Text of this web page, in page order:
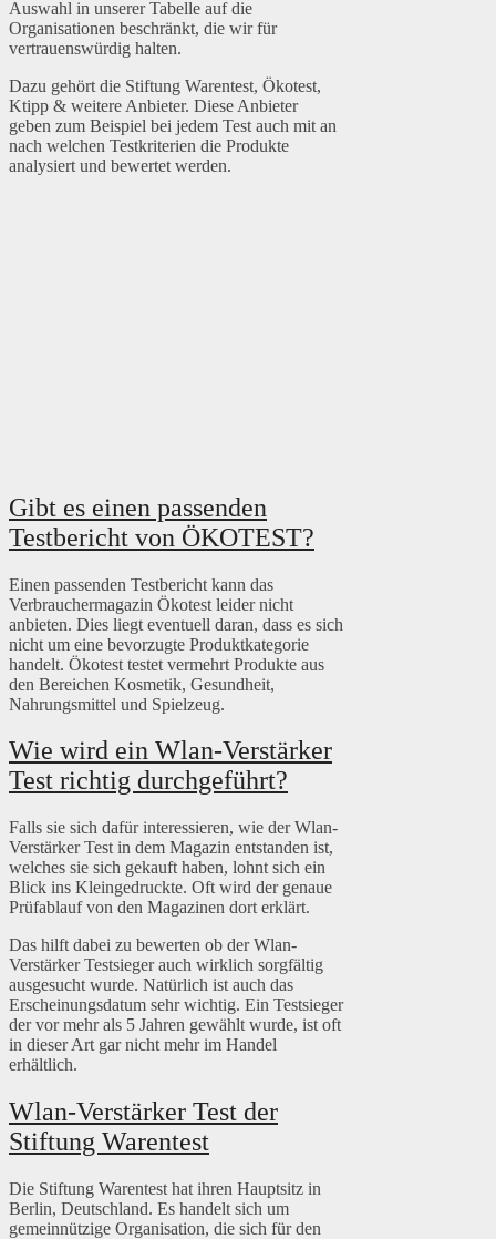
Auswahl in unserer Tabelle auf die
Organisationen beschränkt, die wir für
vertrauenswürdig halten.
Dazu gehört die Stiftung Warentest, Ökotest,
Ktipp & weitere Anbieter. Diese Anbieter
geben zum Beispiel bei jedem Test auch mit an
nach welchen Testkriterien die Produkte
analysiert und bewertet werden.
Gibt es einen passenden
Testbericht von ÖKOTEST?
Einen passenden Testbericht kann das
Verbrauchermagazin Ökotest leider nicht
anbieten. Dies liegt eventuell daran, dass es sich
nicht um eine bevorzugte Produktkategorie
handelt. Ökotest testet vermehrt Produkte aus
den Bereichen Kosmetik, Gesundheit,
Nahrungsmittel und Spielzeug.
Wie wird ein Wlan-Verstärker
Test richtig durchgeführt?
Falls sie sich dafür interessieren, wie der Wlan-
Verstärker Test in dem Magazin entstanden ist,
welches sie sich gekauft haben, lohnt sich ein
Blick ins Kleingedruckte. Oft wird der genaue
Prüfablauf von den Magazinen dort erklärt.
Das hilft dabei zu bewerten ob der Wlan-
Verstärker Testsieger auch wirklich sorgfältig
ausgesucht wurde. Natürlich ist auch das
Erscheinungsdatum sehr wichtig. Ein Testsieger
der vor mehr als 5 Jahren gewählt wurde, ist oft
in dieser Art gar nicht mehr im Handel
erhältlich.
Wlan-Verstärker Test der
Stiftung Warentest
Die Stiftung Warentest hat ihren Hauptsitz in
Berlin, Deutschland. Es handelt sich um
gemeinnützige Organisation, die sich für den